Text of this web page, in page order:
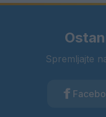
Spremljajte